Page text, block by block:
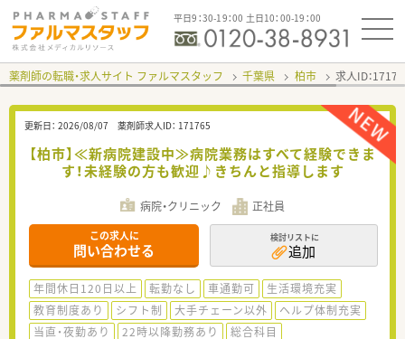
平日9：30-19：00 土日10：00-19：00
薬剤師の転職・求人サイト ファルマスタッフ 千葉県 柏市 求人ID：
更新日： 2026/08/07 薬剤師求人ID： 171765
【柏市】≪新病院建設中≫病院業務はすべて経験できま
す！未経験の方も歓迎♪きちんと指導します
病院・クリニック 正社員
この求人に
問い合わせる
検討リストに
追加
年間休日120日以上 転勤なし 車通勤可
生活環境充実
教育制度あり
シフト制 大手チェーン以外
ヘルプ体制充実
当直・夜勤あり
22時以降勤務あり 総合科目